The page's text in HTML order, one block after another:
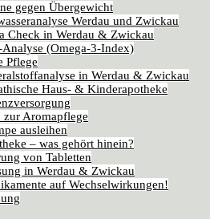
gegen Übergewicht
Werdau und Zwickau
Check in Werdau & Zwickau
Analyse (Omega-3-Index)
Pflege
in Werdau & Zwickau
Haus- & Kinderapotheke
zur Aromapflege
ausleihen
– was gehört hinein?
von Tabletten
in Werdau & Zwickau
auf Wechselwirkungen!